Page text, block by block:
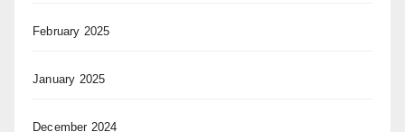
February 2025
January 2025
December 2024